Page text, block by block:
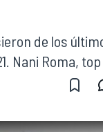
de los
Nani Roma, top